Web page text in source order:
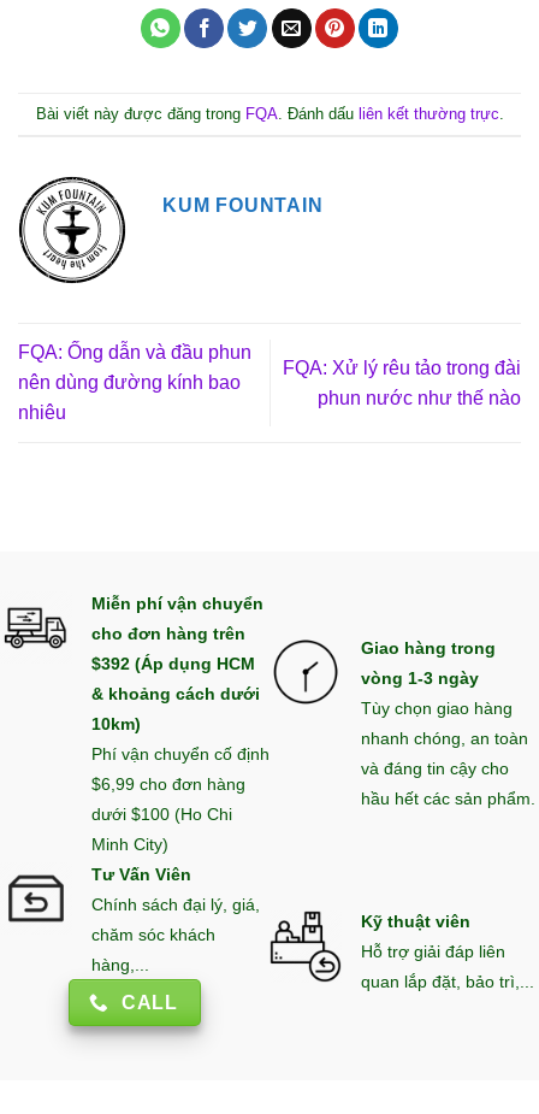
Bài viết này được đăng trong FQA. Đánh dấu liên kết thường trực
KUM FOUNTAIN
FQA: Ống dẫn và đầu phun
nên dùng đường kính bao
nhiêu
FQA: Xử lý rêu tảo trong đài
phun nước như thế nào
Miễn phí vận chuyển
cho đơn hàng trên
$392 (Áp dụng HCM
& khoảng cách dưới
10km)
Phí vận chuyển cố định
$6,99 cho đơn hàng
dưới $100 (Ho Chi
Minh City)
Giao hàng trong
vòng 1-3 ngày
Tùy chọn giao hàng
nhanh chóng, an toàn
và đáng tin cậy cho
hầu hết các sản phẩm.
Tư Vấn Viên
Chính sách đại lý, giá,
chăm sóc khách
hàng,...
CALL
Kỹ thuật viên
Hỗ trợ giải đáp liên
quan lắp đặt, bảo trì,...